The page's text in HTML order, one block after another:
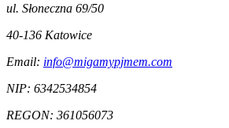
ul. Słoneczna 69/50
40-136 Katowice
Email: info@migamypjmem.com
NIP: 6342534854
REGON: 361056073